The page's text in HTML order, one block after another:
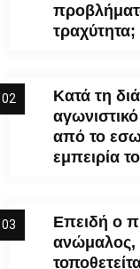
τραχύτητα;
Κατά τη
από το
εμπειρία
02
Επειδή ο
ανώμαλος,
03